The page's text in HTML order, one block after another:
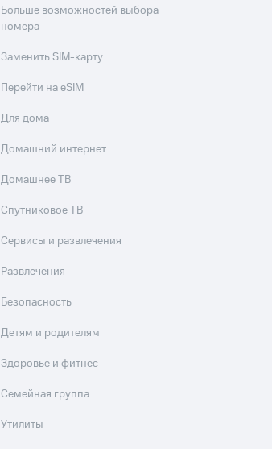
Больше возможностей выбора
номера
Заменить SIM-карту
Перейти на eSIM
Для дома
Домашний интернет
Домашнее ТВ
Спутниковое ТВ
Сервисы и развлечения
Развлечения
Безопасность
Детям и родителям
Здоровье и фитнес
Семейная группа
Утилиты